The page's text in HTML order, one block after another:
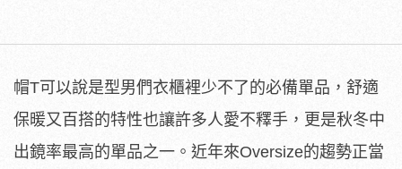
帽T可以說是型男們衣櫃裡少不了的必備單品，舒適
保暖又百搭的特性也讓許多人愛不釋手，更是秋冬中
出鏡率最高的單品之一。近年來Oversize的趨勢正當